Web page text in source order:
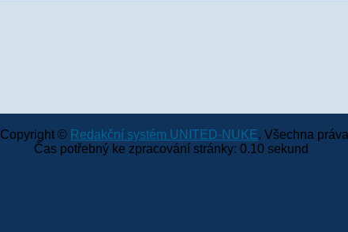
© Redakční systém UNITED-NUKE. Všechna
Čas potřebný ke zpracování stránky: 0.10 sekund